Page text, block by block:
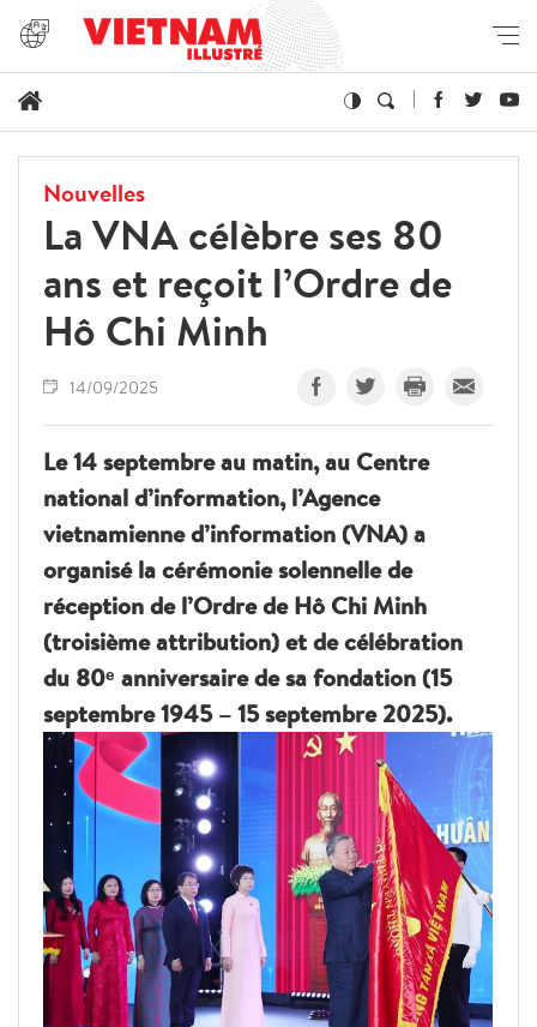
Nouvelles
La VNA célèbre ses 80
ans et reçoit l’Ordre de
Hô Chi Minh
14/09/2025
Le 14 septembre au matin, au Centre
national d’information, l’Agence
vietnamienne d’information (VNA) a
organisé la cérémonie solennelle de
réception de l’Ordre de Hô Chi Minh
(troisième attribution) et de célébration
du 80ᵉ anniversaire de sa fondation (15
septembre 1945 – 15 septembre 2025).